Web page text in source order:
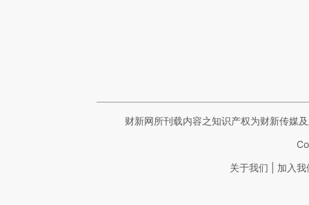
财新网所刊载内容之知识产权为财新传媒
关于我们 加入我